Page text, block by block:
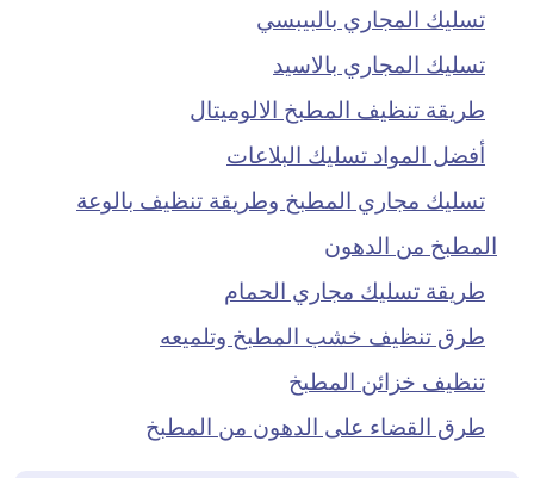
تسليك المجاري بالبيبسي
تسليك المجاري بالاسيد
طريقة تنظيف المطبخ الالوميتال
أفضل المواد تسليك البلاعات
تسليك مجاري المطبخ وطريقة تنظيف بالوعة
المطبخ من الدهون
طريقة تسليك مجاري الحمام
طرق تنظيف خشب المطبخ وتلميعه
تنظيف خزائن المطبخ
طرق القضاء على الدهون من المطبخ